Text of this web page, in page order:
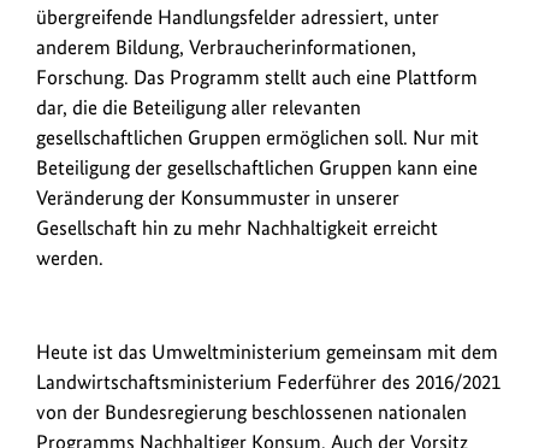
übergreifende Handlungsfelder adressiert, unter
anderem Bildung, Verbraucherinformationen,
Forschung. Das Programm stellt auch eine Plattform
dar, die die Beteiligung aller relevanten
gesellschaftlichen Gruppen ermöglichen soll. Nur mit
Beteiligung der gesellschaftlichen Gruppen kann eine
Veränderung der Konsummuster in unserer
Gesellschaft hin zu mehr Nachhaltigkeit erreicht
werden.
Heute ist das Umweltministerium gemeinsam mit dem
Landwirtschaftsministerium Federführer des 2016/2021
von der Bundesregierung beschlossenen nationalen
Programms Nachhaltiger Konsum. Auch der Vorsitz